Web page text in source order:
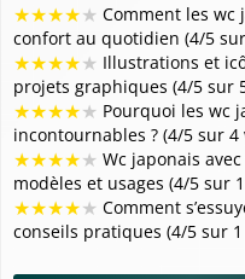
★★★★★ Comment les
confort au quotidien (4/5
★★★★★ Illustrations et
projets graphiques (4/5 sur
★★★★★ Pourquoi les wc
incontournables ? (4/5 sur 4
★★★★★ Wc japonais
modèles et usages (4/5 sur
★★★★★ Comment
conseils pratiques (4/5 sur